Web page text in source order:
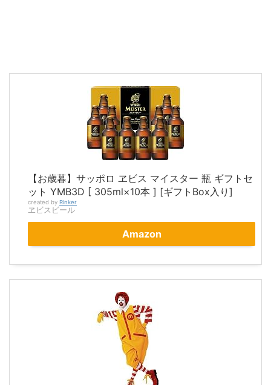
【お歳暮】サッポロ ヱビス マイスター 瓶 ギフトセ
ット YMB3D [ 305ml×10本 ] [ギフトBox入り]
created by Rinker
ヱビスビール
Amazon